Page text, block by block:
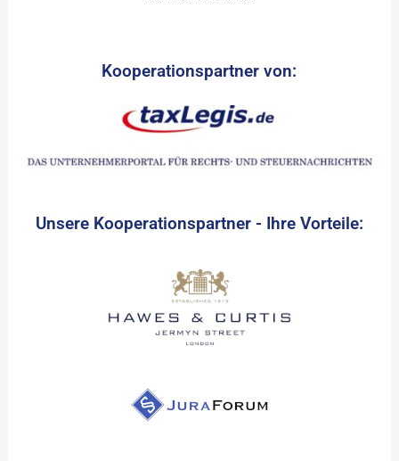
Kooperationspartner von:
Unsere Kooperationspartner - Ihre Vorteile: